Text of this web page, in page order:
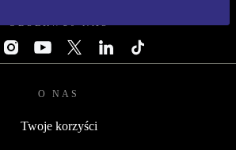
OBSERWUJ NAS
O NAS
Twoje korzyści